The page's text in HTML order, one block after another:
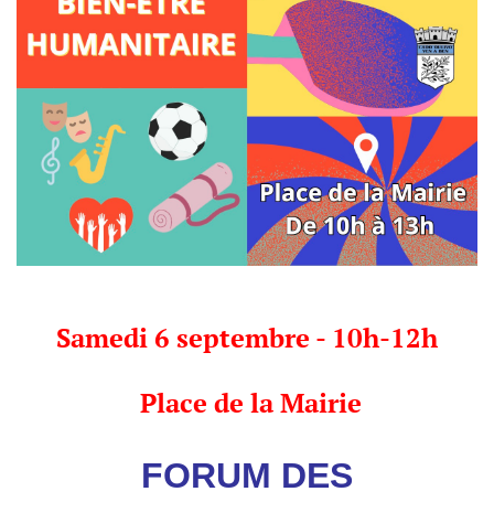
Samedi 6 septembre - 10h-12h
Place de la Mairie
FORUM DES